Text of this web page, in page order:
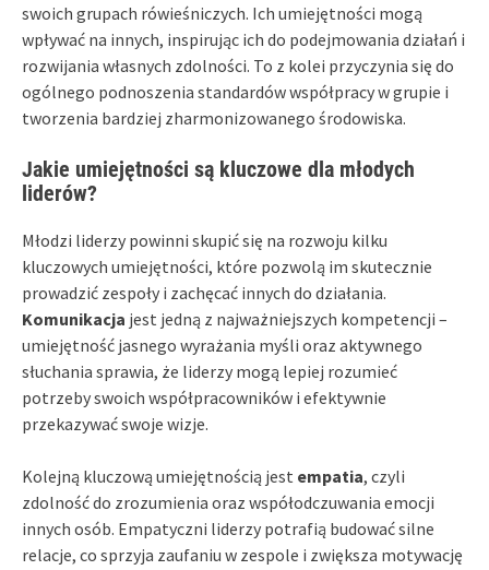
swoich grupach rówieśniczych. Ich umiejętności mogą
wpływać na innych, inspirując ich do podejmowania działań i
rozwijania własnych zdolności. To z kolei przyczynia się do
ogólnego podnoszenia standardów współpracy w grupie i
tworzenia bardziej zharmonizowanego środowiska.
Jakie umiejętności są kluczowe dla młodych
liderów?
Młodzi liderzy powinni skupić się na rozwoju kilku
kluczowych umiejętności, które pozwolą im skutecznie
prowadzić zespoły i zachęcać innych do działania.
Komunikacja jest jedną z najważniejszych kompetencji –
umiejętność jasnego wyrażania myśli oraz aktywnego
słuchania sprawia, że liderzy mogą lepiej rozumieć
potrzeby swoich współpracowników i efektywnie
przekazywać swoje wizje.
Kolejną kluczową umiejętnością jest empatia, czyli
zdolność do zrozumienia oraz współodczuwania emocji
innych osób. Empatyczni liderzy potrafią budować silne
relacje, co sprzyja zaufaniu w zespole i zwiększa motywację